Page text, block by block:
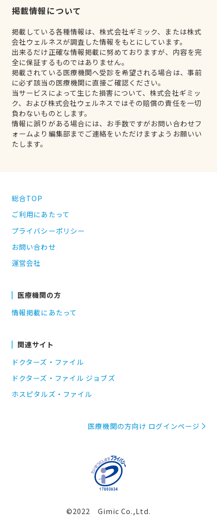
掲載情報について
掲載している各種情報は、株式会社ギミック、または株式
会社ウェルネスが調査した情報をもとにしています。
出来るだけ正確な情報掲載に努めておりますが、内容を完
全に保証するものではありません。
掲載されている医療機関へ受診を希望される場合は、事前
に必ず該当の医療機関に直接ご確認ください。
当サービスによって生じた損害について、株式会社ギミッ
ク、および株式会社ウェルネスではその賠償の責任を一切
負わないものとします。
情報に誤りがある場合には、お手数ですがお問い合わせフ
ォームより編集部までご連絡をいただけますようお願いい
たします。
総合TOP
ご利用にあたって
プライバシーポリシー
お問い合わせ
運営会社
医療機関の方
情報掲載にあたって
関連サイト
ドクターズ・ファイル
ドクターズ・ファイル ジョブズ
ホスピタルズ・ファイル
医療機関の方向け ログインページ
©2022 Gimic Co.,Ltd.